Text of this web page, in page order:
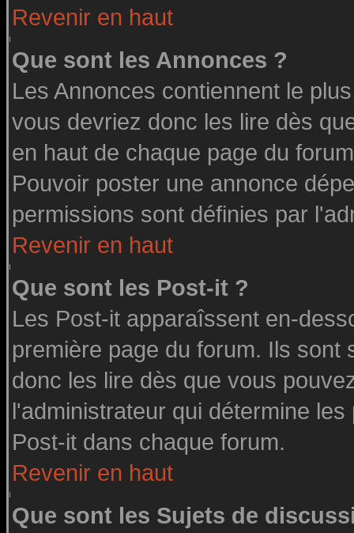
Revenir en haut
Que sont les Annonces ?
Les Annonces contiennent le
vous devriez donc les lire dès
en haut de chaque page du
Pouvoir poster une annonce
permissions sont définies par
Revenir en haut
Que sont les Post-it ?
Les Post-it apparaîssent en-
première page du forum. Ils
donc les lire dès que vous
l'administrateur qui détermine
Post-it dans chaque forum.
Revenir en haut
Que sont les Sujets de